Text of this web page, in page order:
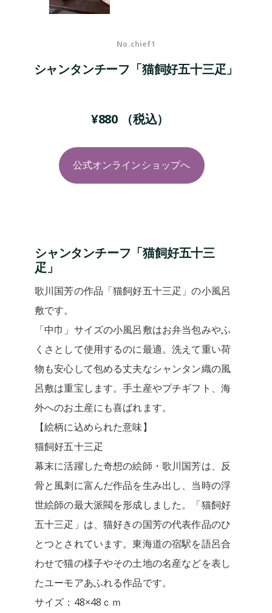
No.chief1
シャンタンチーフ「猫飼好五十三疋」
¥880 （税込）
公式オンラインショップへ
シャンタンチーフ「猫飼好五十三
疋」
歌川国芳の作品「猫飼好五十三疋」の小風呂
敷です。
「中巾」サイズの小風呂敷はお弁当包みやふ
くさとして使用するのに最適。洗えて重い荷
物も安心して包める丈夫なシャンタン織の風
呂敷は重宝します。手土産やプチギフト、海
外へのお土産にも喜ばれます。
【絵柄に込められた意味】
猫飼好五十三疋
​幕末に活躍した奇想の絵師・歌川国芳は、反
骨と風刺に富んだ作品を生み出し、当時の浮
世絵師の最大派閥を形成しました。「猫飼好
五十三疋」は、猫好きの国芳の代表作品のひ
とつとされています。東海道の宿駅を語呂合
わせで猫の様子やその土地の名産などを表し
たユーモアあふれる作品です。
サイズ：48×48ｃｍ